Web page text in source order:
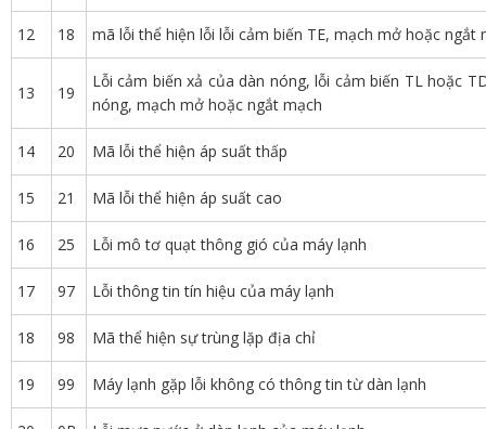
12 18 mã lỗi thể hiện lỗi lỗi cảm biến TE, mạch mở hoặc ngắt
13 19
Lỗi cảm biến xả của dàn nóng, lỗi cảm biến TL hoặc
nóng, mạch mở hoặc ngắt mạch
14 20 Mã lỗi thể hiện áp suất thấp
15 21 Mã lỗi thể hiện áp suất cao
16 25 Lỗi mô tơ quạt thông gió của máy lạnh
17 97 Lỗi thông tin tín hiệu của máy lạnh
18 98 Mã thể hiện sự trùng lặp địa chỉ
19 99 Máy lạnh gặp lỗi không có thông tin từ dàn lạnh